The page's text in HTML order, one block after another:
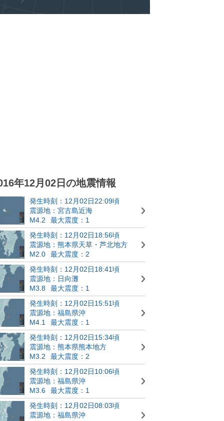
年12月02日の地震情報
発生時刻：12月02日22:09頃
震源地：宮古島近海
M4.2
最大震度：1
発生時刻：12月02日18:56頃
震源地：熊本県天草・芦北地方
M2.0
最大震度：2
発生時刻：12月02日18:41頃
震源地：日向灘
M3.8
最大震度：1
発生時刻：12月02日15:51頃
震源地：福島県沖
M4.1
最大震度：1
発生時刻：12月02日15:34頃
震源地：熊本県熊本地方
M3.2
最大震度：2
発生時刻：12月02日10:06頃
震源地：福島県沖
M3.6
最大震度：1
発生時刻：12月02日08:03頃
震源地：福島県沖